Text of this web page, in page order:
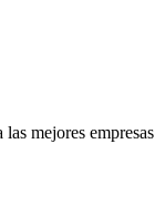
mejores empresas